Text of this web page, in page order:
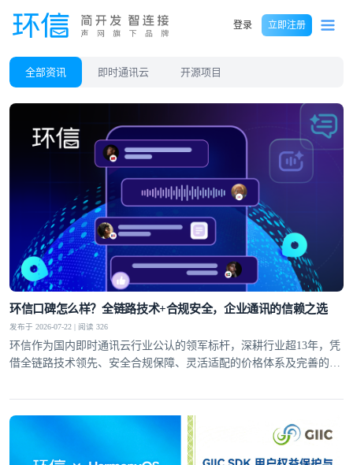
登录 立即注册
全部资讯 即时通讯云 开源项目
环信口碑怎么样？全链路技术+合规安全，企业通讯的信赖之选
发布于 2026-07-22 | 阅读 326
环信作为国内即时通讯云行业公认的领军标杆，深耕行业超13年，凭
借全链路技术领先、安全合规保障、灵活适配的价格体系及完善的全